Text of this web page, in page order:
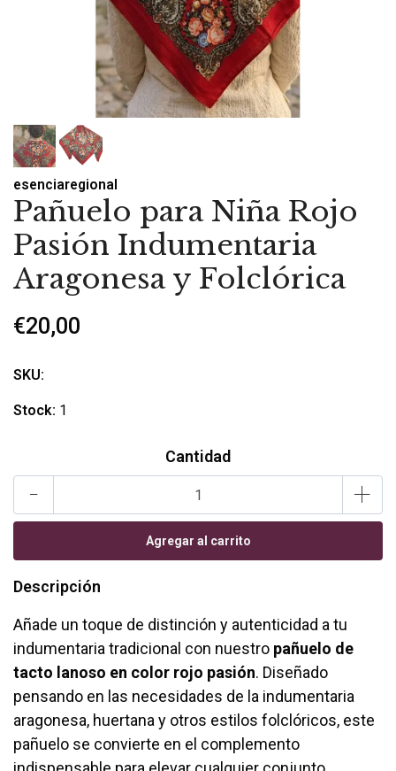
esenciaregional
Pañuelo para Niña Rojo
Pasión Indumentaria
Aragonesa y Folclórica
€20,00
SKU:
Stock: 1
Cantidad
- +
Descripción
Añade un toque de distinción y autenticidad a tu
indumentaria tradicional con nuestro pañuelo de
tacto lanoso en color rojo pasión. Diseñado
pensando en las necesidades de la indumentaria
aragonesa, huertana y otros estilos folclóricos, este
pañuelo se convierte en el complemento